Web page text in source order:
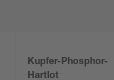
Kupfer-Phosphor-
Hartlot